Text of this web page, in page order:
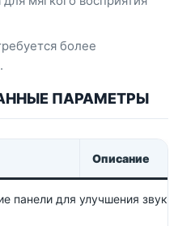
более
ПАРАМЕТРЫ
Описание
панели для улучшения